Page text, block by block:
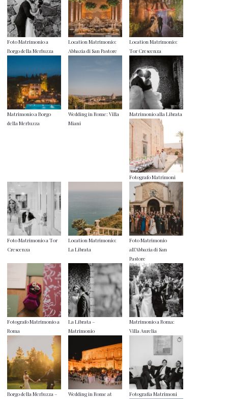
Foto Matrimonio a
Borgo della Merluzza
Location Matrimonio:
Abbazia di San Pastore
Location Matrimonio:
Tor Crescenza
Matrimonio a Borgo
della Merluzza
Wedding in Rome: Villa
Miani
Matrimonio alla Librata
Fotografo Matrimoni
Foto Matrimonio a Tor
Crescenza
Location Matrimonio:
La Librata
Foto Matrimonio
all’Abbazia di San
Pastore
Fotografo Matrimonio a
Roma
La Librata –
Matrimonio
Matrimonio a Roma:
Villa Aurelia
Borgo della Merluzza –
Wedding in Rome at
Fotografia Matrimoni